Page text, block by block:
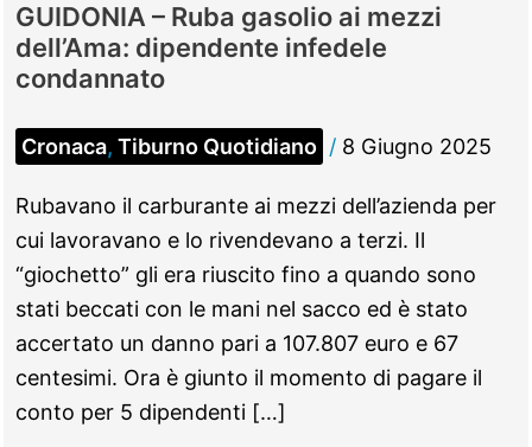
GUIDONIA – Ruba gasolio ai mezzi
dell’Ama: dipendente infedele
condannato
Cronaca, Tiburno Quotidiano / 8 Giugno 2025
Rubavano il carburante ai mezzi dell’azienda per
cui lavoravano e lo rivendevano a terzi. Il
“giochetto” gli era riuscito fino a quando sono
stati beccati con le mani nel sacco ed è stato
accertato un danno pari a 107.807 euro e 67
centesimi. Ora è giunto il momento di pagare il
conto per 5 dipendenti […]